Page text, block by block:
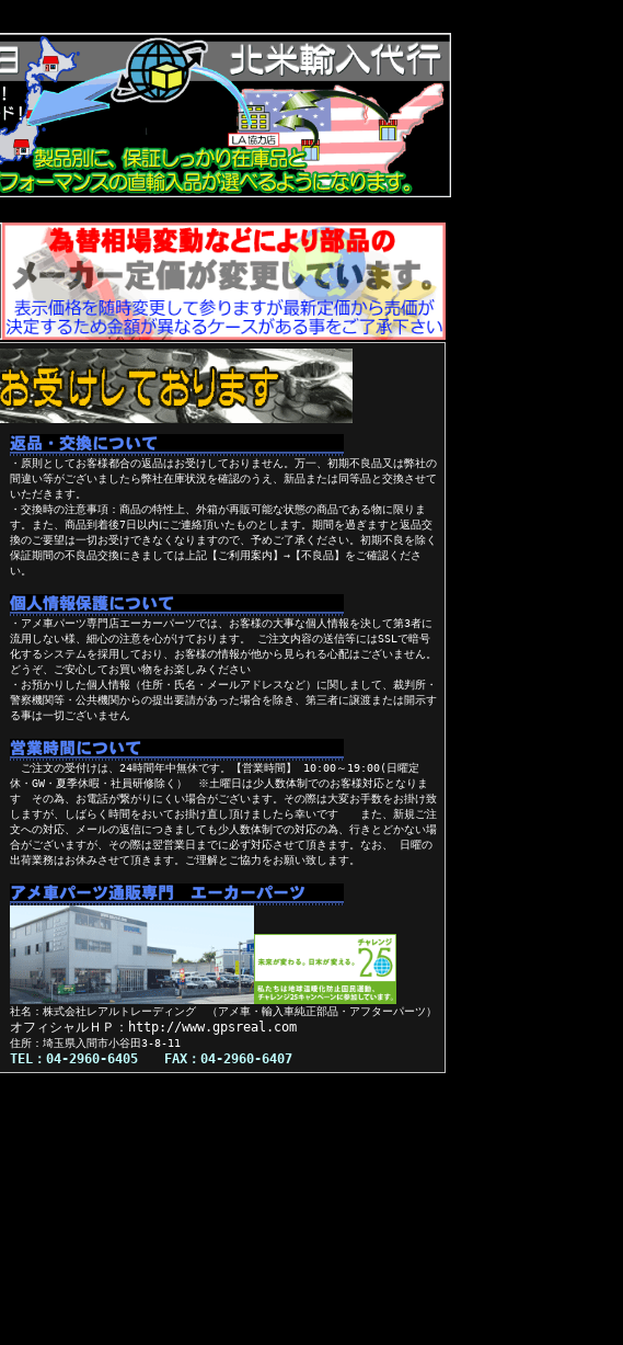
・原則としてお客様都合の返品はお受けしておりません。万一、初期不良品又は弊社の
間違い等がございましたら弊社在庫状況を確認のうえ、新品または同等品と交換させて
いただきます。
・交換時の注意事項：商品の特性上、外箱が再販可能な状態の商品である物に限りま
す。また、商品到着後7日以内にご連絡頂いたものとします。期間を過ぎますと返品交
換のご要望は一切お受けできなくなりますので、予めご了承ください。初期不良を除く
保証期間の不良品交換にきましては上記【ご利用案内】→【不良品】をご確認くださ
い。
・アメ車パーツ専門店エーカーパーツでは、お客様の大事な個人情報を決して第3者に
流用しない様、細心の注意を心がけております。 ご注文内容の送信等にはSSLで暗号
化するシステムを採用しており、お客様の情報が他から見られる心配はございません。
どうぞ、ご安心してお買い物をお楽しみください
・お預かりした個人情報（住所・氏名・メールアドレスなど）に関しまして、裁判所・
警察機関等・公共機関からの提出要請があった場合を除き、第三者に譲渡または開示す
る事は一切ございません
ご注文の受付けは、24時間年中無休です。【営業時間】 10:00～19:00(日曜定
休・GW・夏季休暇・社員研修除く） ※土曜日は少人数体制でのお客様対応となりま
す その為、お電話が繋がりにくい場合がございます。その際は大変お手数をお掛け致
しますが、しばらく時間をおいてお掛け直し頂けましたら幸いです また、新規ご注
文への対応、メールの返信につきましても少人数体制での対応の為、行きとどかない場
合がございますが、その際は翌営業日までに必ず対応させて頂きます。なお、 日曜の
出荷業務はお休みさせて頂きます。ご理解とご協力をお願い致します。
社名：株式会社レアルトレーディング （アメ車・輸入車純正部品・アフターパーツ）
オフィシャルＨＰ：http://www.gpsreal.com
住所：埼玉県入間市小谷田3-8-11
TEL：04-2960-6405 FAX：04-2960-6407